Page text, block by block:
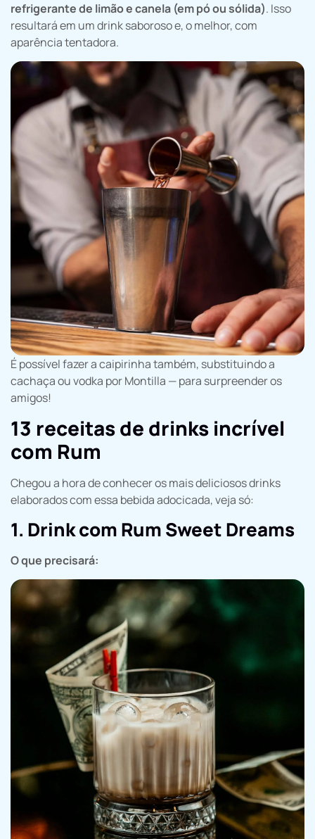
refrigerante de limão e canela (em pó ou sólida). Isso
resultará em um drink saboroso e, o melhor, com
aparência tentadora.
É possível fazer a caipirinha também, substituindo a
cachaça ou vodka por Montilla — para surpreender os
amigos!
13 receitas de drinks incrível
com Rum
Chegou a hora de conhecer os mais deliciosos drinks
elaborados com essa bebida adocicada, veja só:
1. Drink com Rum Sweet Dreams
O que precisará: